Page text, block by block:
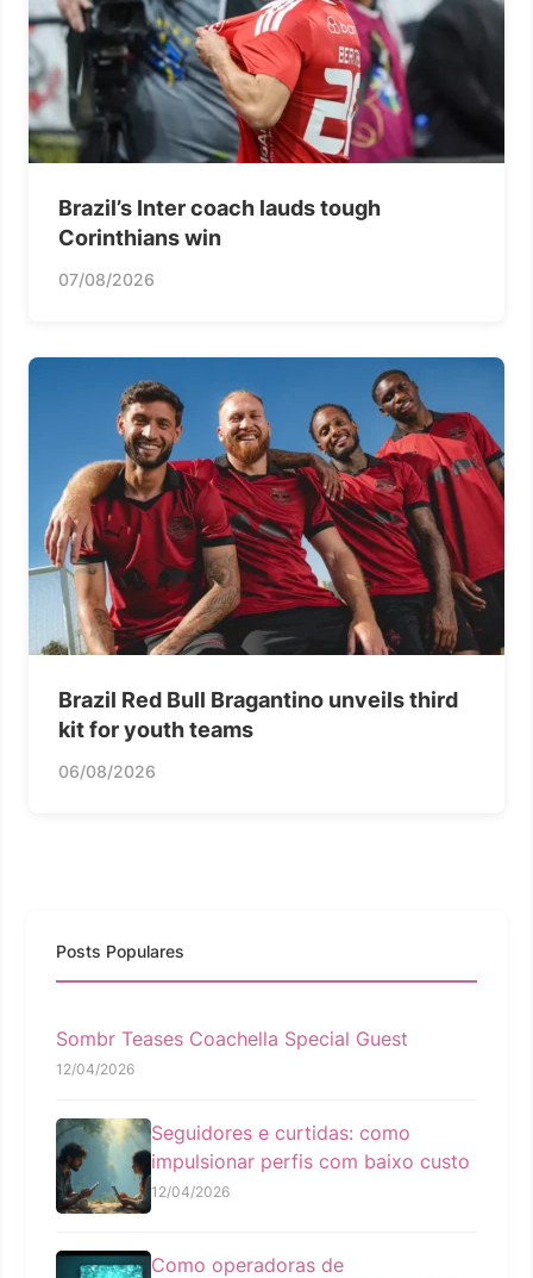
Brazil’s Inter coach lauds tough
Corinthians win
07/08/2026
Brazil Red Bull Bragantino unveils third
kit for youth teams
06/08/2026
Posts Populares
Sombr Teases Coachella Special Guest
12/04/2026
Seguidores e curtidas: como
impulsionar perfis com baixo custo
12/04/2026
Como operadoras de